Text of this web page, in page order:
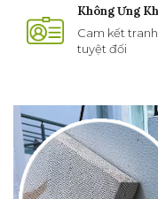
Không Ưng
Cam kết
tuyệt đối